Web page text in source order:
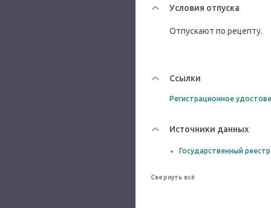
Условия отпуска
Отпускают по рецепту.
Ссылки
Регистрационное
Источники данных
Государственный
Свернуть всё